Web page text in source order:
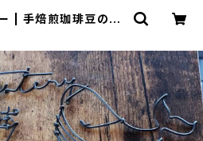
| 手焙煎珈琲豆の通